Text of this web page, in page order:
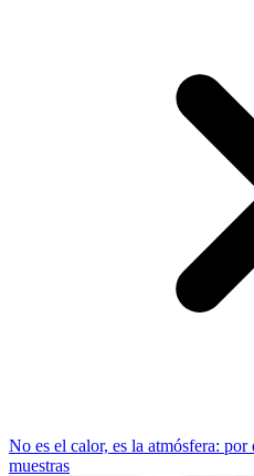
No es el calor, es la atmósfera:
muestras